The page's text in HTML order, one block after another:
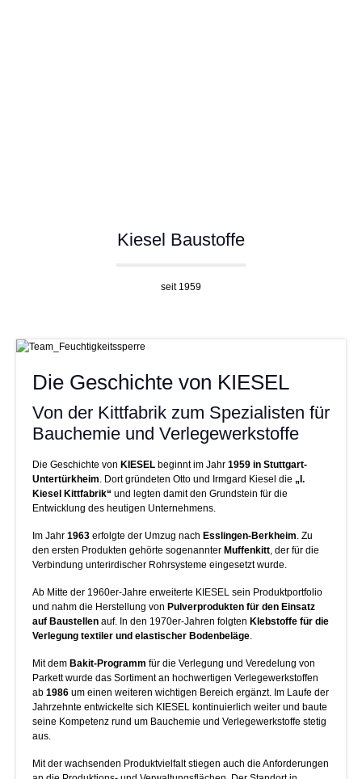
Kiesel Baustoffe
seit 1959
Die Geschichte von KIESEL
Von der Kittfabrik zum Spezialisten für
Bauchemie und Verlegewerkstoffe
Die Geschichte von KIESEL beginnt im Jahr 1959 in Stuttgart-
Untertürkheim. Dort gründeten Otto und Irmgard Kiesel die „I.
Kiesel Kittfabrik“ und legten damit den Grundstein für die
Entwicklung des heutigen Unternehmens.
Im Jahr 1963 erfolgte der Umzug nach Esslingen-Berkheim. Zu
den ersten Produkten gehörte sogenannter Muffenkitt, der für die
Verbindung unterirdischer Rohrsysteme eingesetzt wurde.
Ab Mitte der 1960er-Jahre erweiterte KIESEL sein Produktportfolio
und nahm die Herstellung von Pulverprodukten für den Einsatz
auf Baustellen auf. In den 1970er-Jahren folgten Klebstoffe für die
Verlegung textiler und elastischer Bodenbeläge.
Mit dem Bakit-Programm für die Verlegung und Veredelung von
Parkett wurde das Sortiment an hochwertigen Verlegewerkstoffen
ab 1986 um einen weiteren wichtigen Bereich ergänzt. Im Laufe der
Jahrzehnte entwickelte sich KIESEL kontinuierlich weiter und baute
seine Kompetenz rund um Bauchemie und Verlegewerkstoffe stetig
aus.
Mit der wachsenden Produktvielfalt stiegen auch die Anforderungen